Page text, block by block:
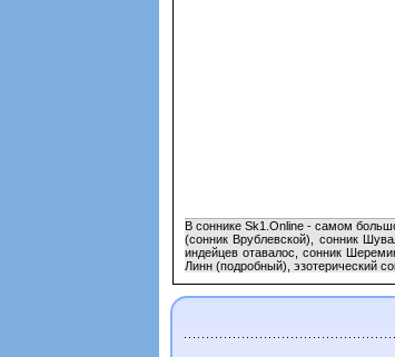
В соннике Sk1.Online - самом
(сонник Врублевской), сонник
индейцев отавалос, сонник
Линн (подробный), эзотерический